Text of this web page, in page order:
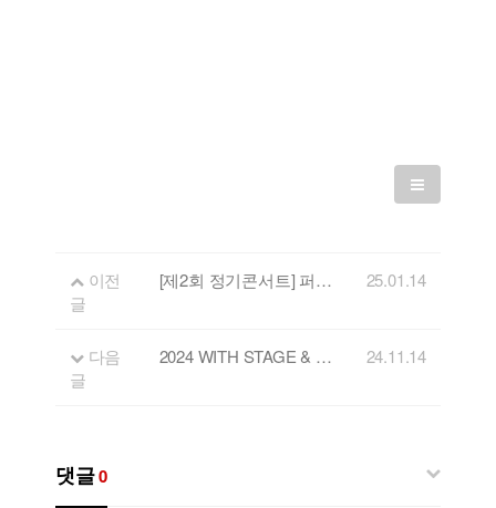
이전
글
[제2회 정기콘서트] 퍼포먼스중창단 '더상상' 25.01.14
다음
글
2024 WITH STAGE & 공연 안내 24.11.14
댓글0